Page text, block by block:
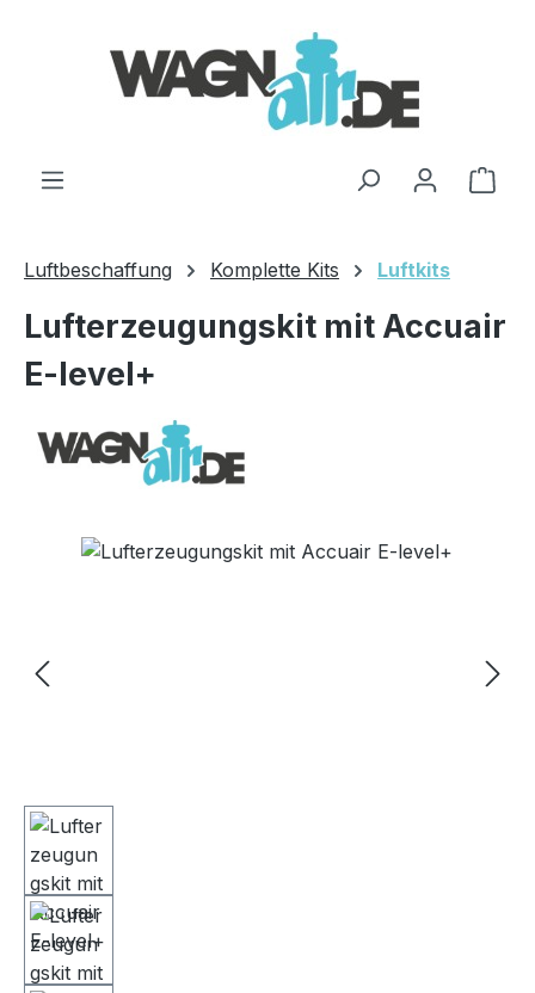
Luftbeschaffung Komplette Kits Luftkits
Lufterzeugungskit mit Accuair
E-level+
Bildergalerie überspringen